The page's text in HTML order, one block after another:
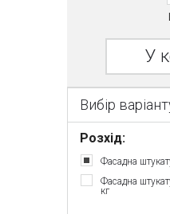
У
Вибір
Розхід:
Фасадна
Фасадна
кг